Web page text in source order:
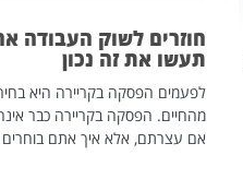
חוזרים לשוק העבודה
תעשו את זה נכון
לפעמים הפסקה בקריירה היא
מהחיים. הפסקה בקריירה כבר
אם עצרתם, אלא איך אתם בוחרים